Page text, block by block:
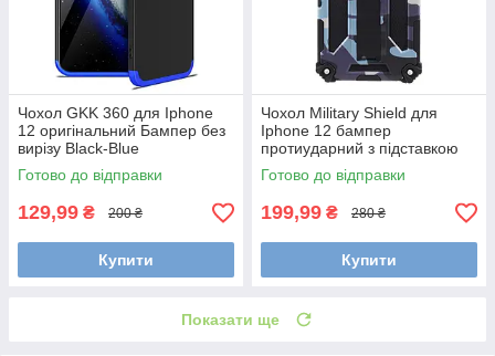
Чохол GKK 360 для Iphone
12 оригінальний Бампер без
вирізу Black-Blue
Готово до відправки
129,99 ₴ 200 ₴
Купити
Чохол Military Shield для
Iphone 12 бампер
протиударний з підставкою
Navy-Blue
Готово до відправки
199,99 ₴ 280 ₴
Купити
Показати ще